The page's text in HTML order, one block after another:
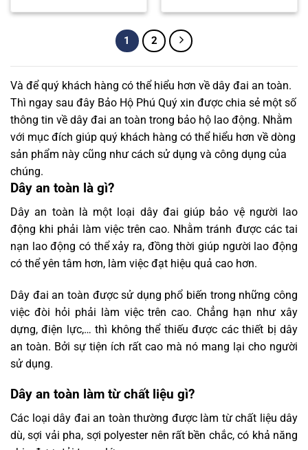
1 2
Và để quý khách hàng có thể hiểu hơn về dây đai an toàn.
Thì ngay sau đây Bảo Hộ Phú Quý xin được chia sẻ một số
thông tin về dây đai an toàn trong bảo hộ lao động. Nhằm
với mục đích giúp quý khách hàng có thể hiểu hơn về dòng
sản phẩm này cũng như cách sử dụng và công dụng của
chúng.
Dây an toàn là gì?
Dây an toàn là một loại dây đai giúp bảo vệ người lao
động khi phải làm việc trên cao. Nhằm tránh được các tai
nạn lao động có thể xảy ra, đồng thời giúp người lao động
có thể yên tâm hơn, làm việc đạt hiệu quả cao hơn.
Dây đai an toàn được sử dụng phổ biến trong những công
việc đòi hỏi phải làm việc trên cao. Chẳng hạn như xây
dựng, điện lực,… thì không thể thiếu được các thiết bị dây
an toàn. Bởi sự tiện ích rất cao mà nó mang lại cho người
sử dụng.
Dây an toàn làm từ chất liệu gì?
Các loại dây đai an toàn thường được làm từ chất liệu dây
dù, sợi vải pha, sợi polyester nên rất bền chắc, có khả năng